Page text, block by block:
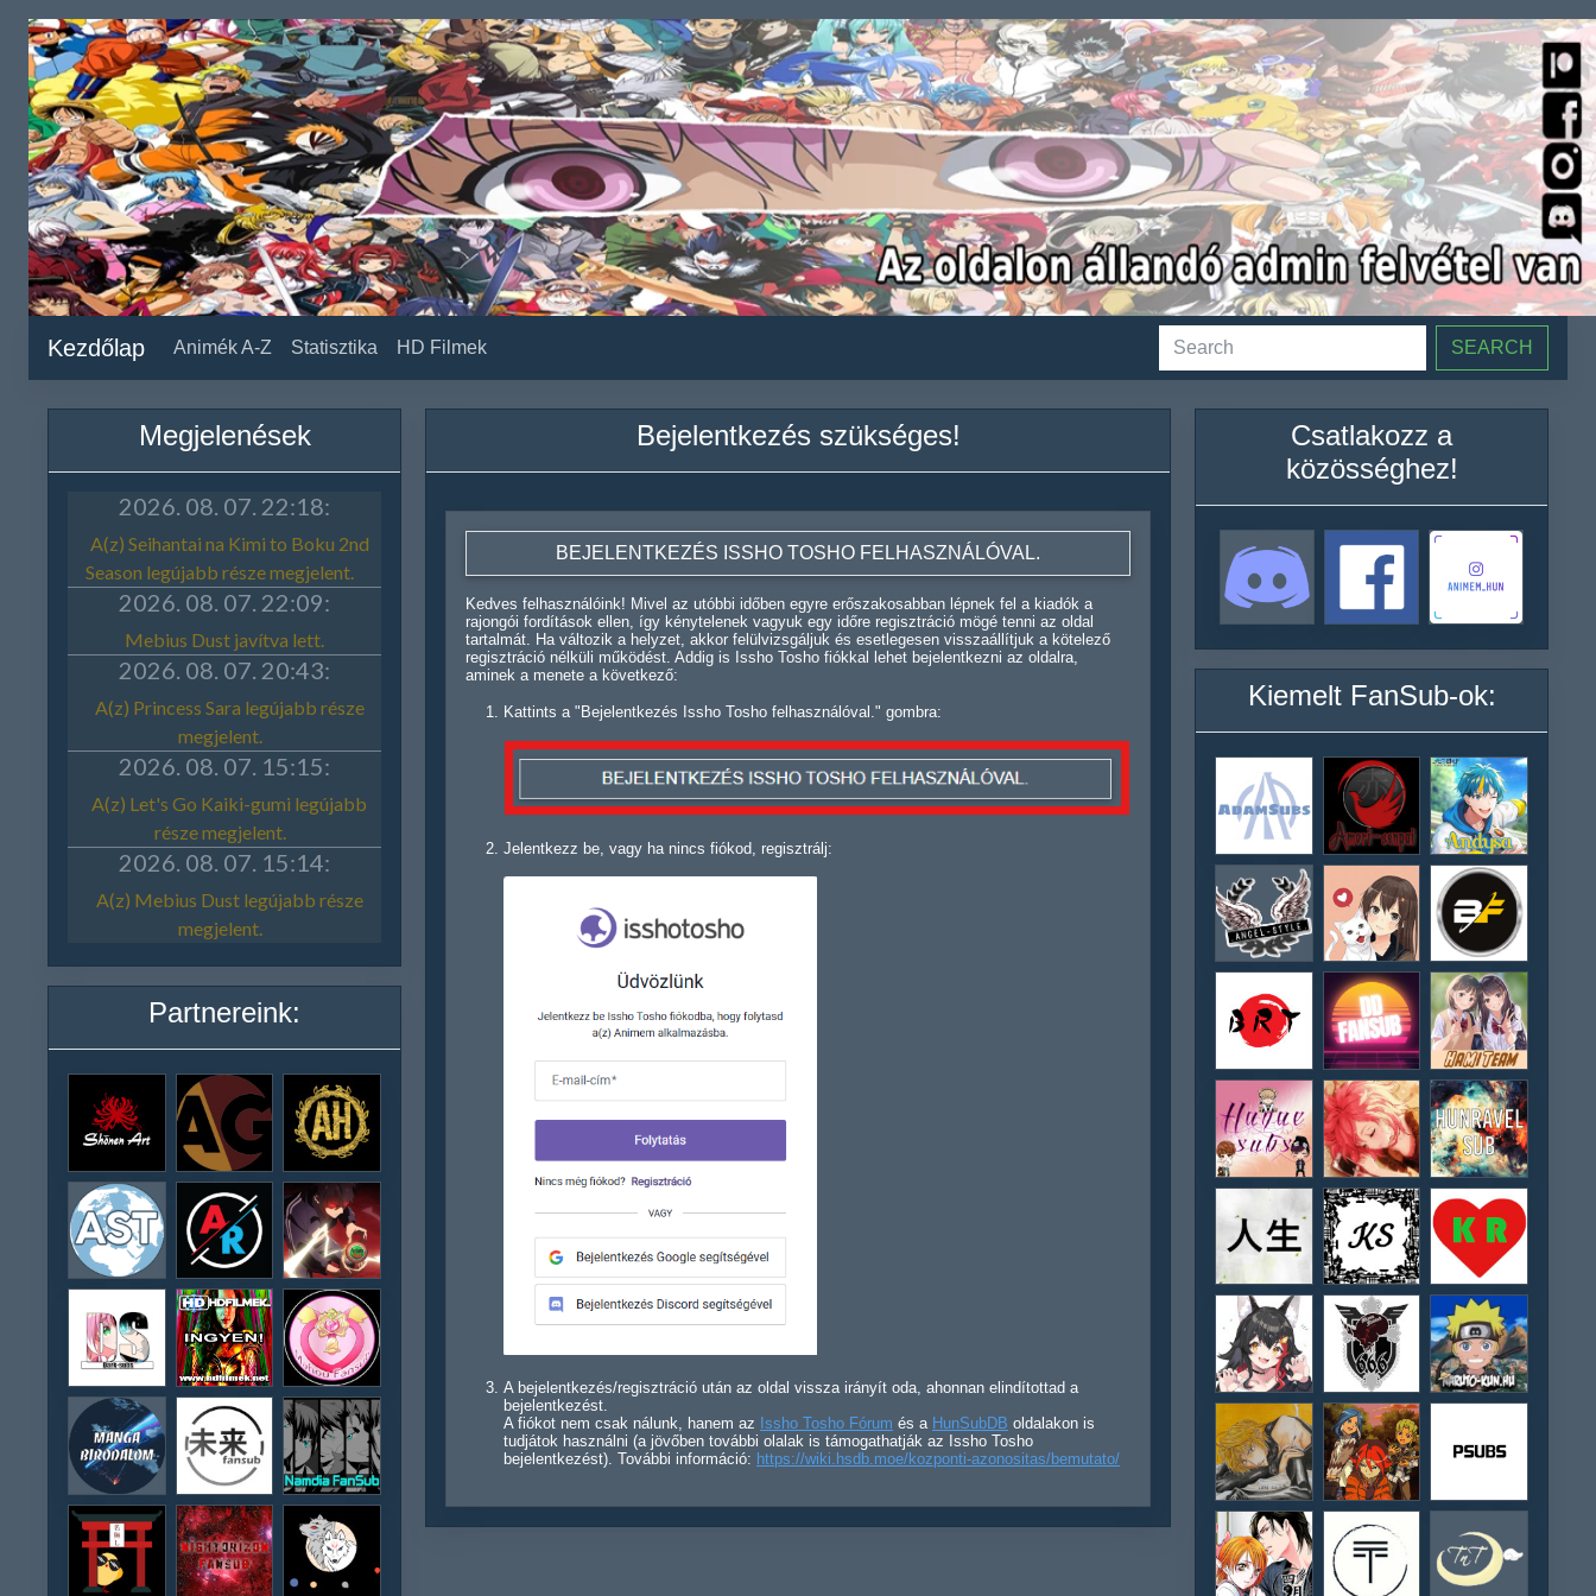
Kezdőlap Animék A-Z Statisztika HD Filmek SEARCH
Megjelenések
Partnereink:
Bejelentkezés szükséges!
BEJELENTKEZÉS ISSHO TOSHO FELHASZNÁLÓVAL.
Kedves felhasználóink! Mivel az utóbbi időben egyre erőszakosabban lépnek fel a kiadók a
rajongói fordítások ellen, így kénytelenek vagyuk egy időre regisztráció mögé tenni az oldal
tartalmát. Ha változik a helyzet, akkor felülvizsgáljuk és esetlegesen visszaállítjuk a kötelező
regisztráció nélküli működést. Addig is Issho Tosho fiókkal lehet bejelentkezni az oldalra,
aminek a menete a következő:
Kattints a "Bejelentkezés Issho Tosho felhasználóval." gombra:
Jelentkezz be, vagy ha nincs fiókod, regisztrálj:
A bejelentkezés/regisztráció után az oldal vissza irányít oda, ahonnan elindítottad a
bejelentkezést.
A fiókot nem csak nálunk, hanem az Issho Tosho Fórum és a HunSubDB oldalakon is
tudjátok használni (a jövőben további olalak is támogathatják az Issho Tosho
bejelentkezést). További információ: https://wiki.hsdb.moe/kozponti-azonositas/bemutato/
Csatlakozz a
közösséghez!
Kiemelt FanSub-ok: